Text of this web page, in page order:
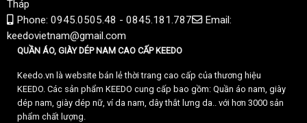
Tháp
Phone: 0945.0505.48 - 0845.181.787
Email:
keedovietnam@gmail.com
QUẦN ÁO, GIÀY DÉP NAM CAO CẤP KEEDO
Keedo.vn là website bán lẻ thời trang cao cấp của thương hiệu
KEEDO. Các sản phẩm KEEDO cung cấp bao gồm: Quần áo nam, giày
dép nam, giày dép nữ, ví da nam, dây thắt lưng da.. với hơn 3000 sản
phẩm chất lượng.